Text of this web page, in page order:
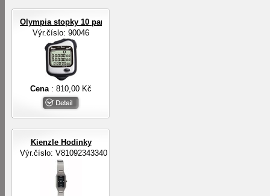
Olympia stopky 10 pamětí na mezičasy, 3-řádkový displej
Výr.číslo: 90046
Cena : 810,00 Kč
Kienzle Hodinky
Výr.číslo: V81092343340